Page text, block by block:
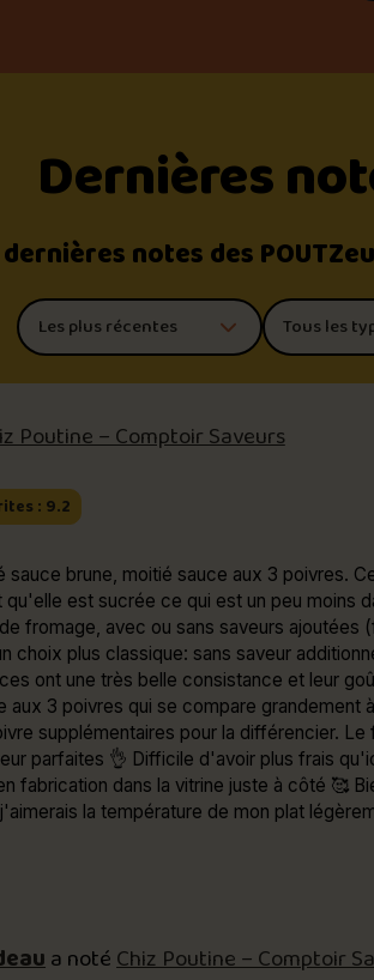
Dernières
notes des
Trier les
Filtrer par type
Poutine – Comptoir Saveurs
: 9.2
brune, moitié sauce aux 3 poivres.
est sucrée ce qui est un peu moins
fromage, avec ou sans saveurs ajoutées
plus classique: sans saveur additionnelle.
ont une très belle consistance et leur
aux 3 poivres qui se compare grandement
pour la différencier. Le fromage...
parfaites 👌 Difficile d'avoir plus frais
dans la vitrine juste à côté 🥰 Bien que je
la température de mon plat
tout de même que ces petits points
a notéChiz Poutine – Comptoir